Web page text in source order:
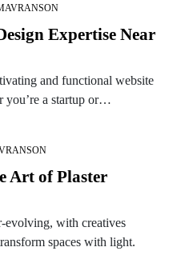
Expertise Near
and functional website
you’re a startup or…
Art of Plaster
evolving, with creatives
spaces with light.